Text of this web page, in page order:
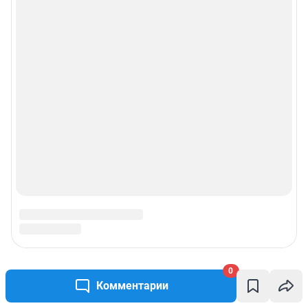
Комментарии
0